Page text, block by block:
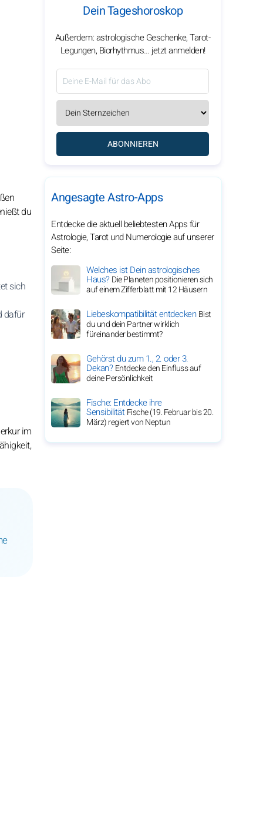
du
sich
dafür
im
Dein Tageshoroskop
Außerdem: astrologische Geschenke, Tarot-
Legungen, Biorhythmus… jetzt anmelden!
ABONNIEREN
Angesagte Astro-Apps
Entdecke die aktuell beliebtesten Apps für
Astrologie, Tarot und Numerologie auf unserer
Seite:
Welches ist Dein astrologisches
Haus?Die Planeten positionieren sich
auf einem Zifferblatt mit 12 Häusern
Liebeskompatibilität entdeckenBist
du und dein Partner wirklich
füreinander bestimmt?
Gehörst du zum 1., 2. oder 3.
Dekan?Entdecke den Einfluss auf
deine Persönlichkeit
Fische: Entdecke ihre
SensibilitätFische (19. Februar bis 20.
März) regiert von Neptun